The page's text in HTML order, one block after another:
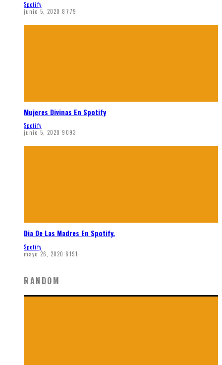
Spotify
junio 5, 2020 8779
Mujeres Divinas En Spotify
Spotify
junio 5, 2020 9093
Dia De Las Madres En Spotify.
Spotify
mayo 26, 2020 6191
RANDOM